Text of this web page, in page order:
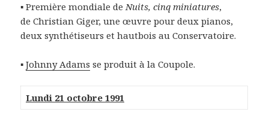
▪ Première mondiale deNuits, cinq miniatures,
de Christian Giger, une œuvre pour deux pianos,
deux synthétiseurs et hautbois au Conservatoire.
▪Johnny Adams se produit à la Coupole.
Lundi 21 octobre 1991